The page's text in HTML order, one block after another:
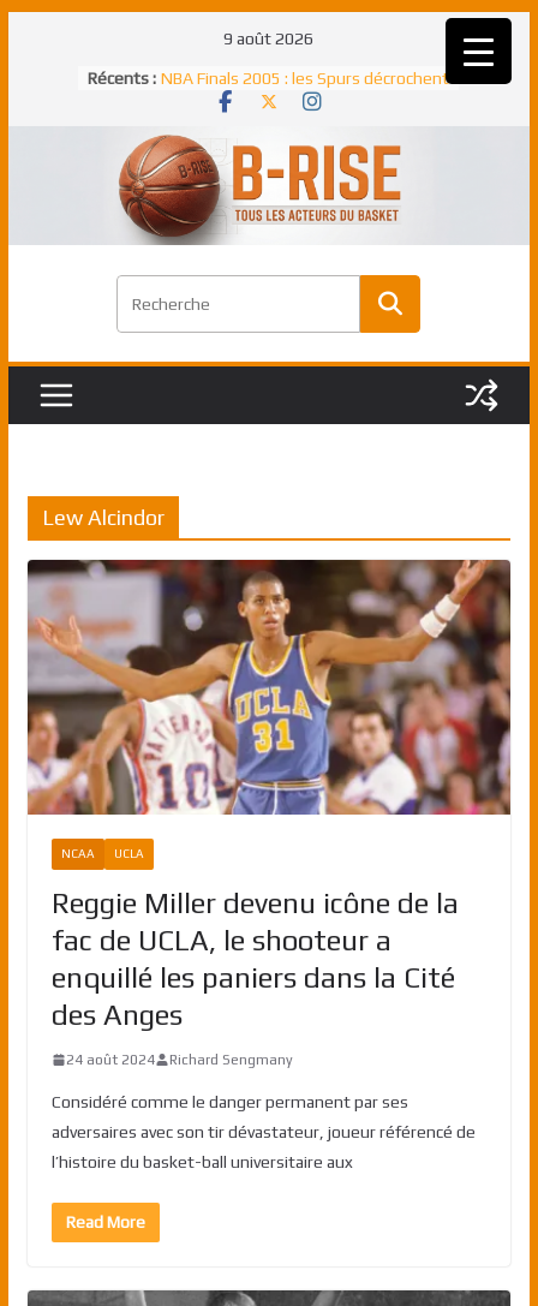
9 août 2026
Récents : NBA Finals 2005 : les Spurs décrochent
un troisième titre NBA, la rude bataille
NBA Finals 2021 : les Bucks et Giannis
Antetokounmpo triomphent, le Greek
Freek élu MVP
Shai Gilgeous-Alexander : son premier
match à plus de 40 points en NBA, le
Pau Gasol dans l’histoire en 2002 :
premier européen sacré Rookie de
Rudy Gobert, deuxième Français élu
Lew Alcindor
NCAA UCLA
Reggie Miller devenu icône de la
fac de UCLA, le shooteur a
enquillé les paniers dans la Cité
des Anges
24 août 2024 Richard Sengmany
Considéré comme le danger permanent par ses
adversaires avec son tir dévastateur, joueur référencé de
l’histoire du basket-ball universitaire aux
Read More